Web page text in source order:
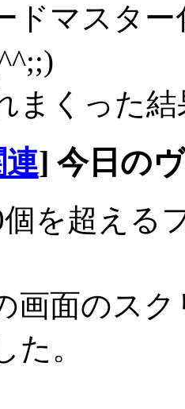
ドマスタ
まくった
] 今日の
個を超える
画面のス
た。